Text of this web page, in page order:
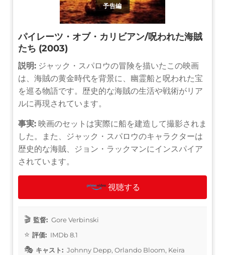
予告編
パイレーツ・オブ・カリビアン/呪われた海賊
たち (2003)
説明: ジャック・スパロウの冒険を描いたこの映画
は、海賊の黄金時代を背景に、幽霊船と呪われた宝
を巡る物語です。歴史的な海賊の生活や戦術がリア
ルに再現されています。
事実: 映画のセットは実際に船を建造して撮影されま
した。また、ジャック・スパロウのキャラクターは
歴史的な海賊、ジョン・ラックマンにインスパイア
されています。
視聴する
監督: Gore Verbinski
評価: IMDb 8.1
キャスト: Johnny Depp, Orlando Bloom, Keira